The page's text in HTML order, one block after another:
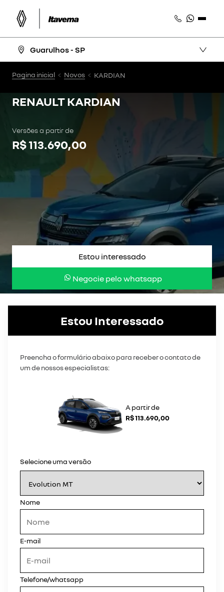
Guarulhos - SP
Pagina inicial Novos KARDIAN
RENAULTKARDIAN
Versões a partir de
R$ 113.690,00
Estou interessado
Negocie pelo whatsapp
Estou Interessado
Preencha o formulário abaixo para receber o contato de
um de nossos especialistas:
A partir de
R$ 113.690,00
Selecione uma versão
Nome
E-mail
Telefone/whatsapp